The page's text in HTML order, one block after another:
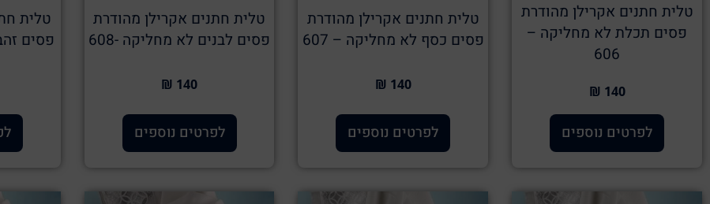
טלית חתנים אקרילן מהודרת
פסים תכלת לא מחליקה –
606
140 ₪
לפרטים נוספים
טלית חתנים אקרילן מהודרת
פסים כסף לא מחליקה – 607
140 ₪
לפרטים נוספים
טלית חתנים אקרילן מהודרת
פסים לבנים לא מחליקה -608
140 ₪
לפרטים נוספים
טלית
פסים